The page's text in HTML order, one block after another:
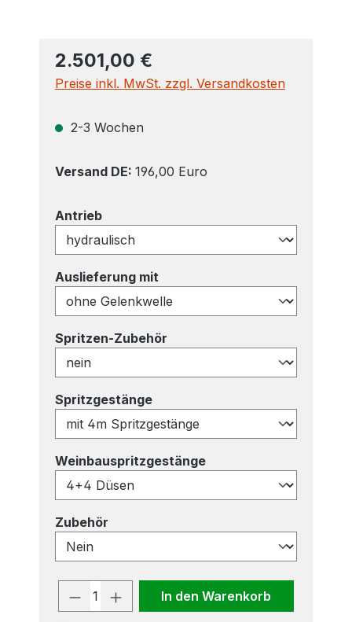
2.501,00 €
Preise inkl. MwSt. zzgl. Versandkosten
2-3 Wochen
Versand DE: 196,00 Euro
Antriebauswählen
Auslieferung mit
Spritzen-Zubehör
Spritzgestängeauswählen
Weinbauspritzgestängeauswählen
Zubehör
Produkt Anzahl: Gib den
In den Warenkorb